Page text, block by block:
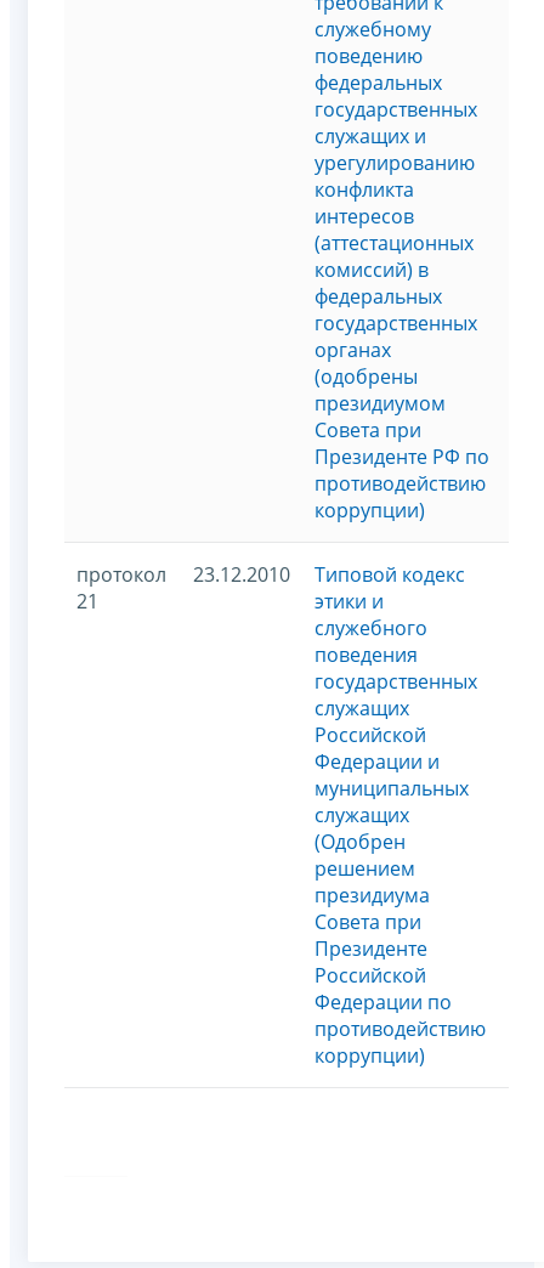
служебному
поведению
федеральных
государственных
служащих и
урегулированию
конфликта
интересов
(аттестационных
комиссий) в
федеральных
государственных
органах
(одобрены
президиумом
Совета при
Президенте РФ по
противодействию
коррупции)
протокол
21
23.12.2010
Типовой кодекс
этики и
служебного
поведения
государственных
служащих
Российской
Федерации и
муниципальных
служащих
(Одобрен
решением
президиума
Совета при
Президенте
Российской
Федерации по
противодействию
коррупции)